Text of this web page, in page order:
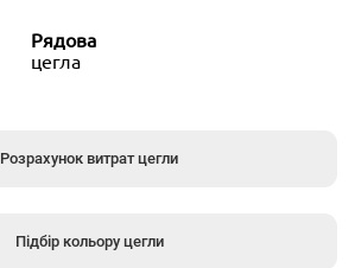
Рядова
цегла
Розрахунок витрат цегли
Підбір кольору цегли